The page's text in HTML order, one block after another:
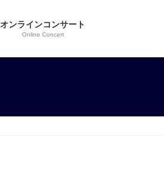
オンラインコンサート
Online Concert